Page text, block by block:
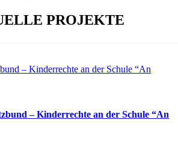
PROJEKTE
– Kinderrechte an der Schule “An
– Kinderrechte an der Schule “An